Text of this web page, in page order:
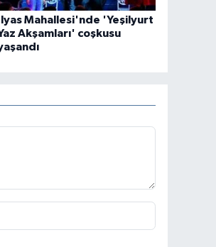
İlyas Mahallesi'nde 'Yeşilyurt
Akşamları' coşkusu